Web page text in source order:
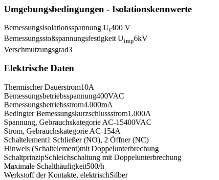
Umgebungsbedingungen - Isolationskennwerte
Bemessungsisolationsspannung Ui400 V
Bemessungsstoßspannungsfestigkeit Uimp6kV
Verschmutzungsgrad3
Elektrische Daten
Thermischer Dauerstrom10A
Bemessungsbetriebsspannung400VAC
Bemessungsbetriebsstrom4.000mA
Bedingter Bemessungskurzschlussstrom1.000A
Spannung, Gebrauchskategorie AC-15400VAC
Strom, Gebrauchskategorie AC-154A
Schaltelement1 Schließer (NO), 2 Öffner (NC)
Hinweis (Schaltelement)mit Doppelunterbrechung
SchaltprinzipSchleichschaltung mit Doppelunterbrechung
Maximale Schalthäufigkeit500/h
Werkstoff der Kontakte, elektrischSilber